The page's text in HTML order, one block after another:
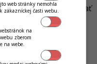
funkcie sa dajú využívať
používa WiFi
Riešenie vhodné pre
web stránky nemohla
zákazníckej časti webu.
na
zberom
na webe.